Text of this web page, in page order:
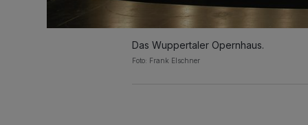
Das Wuppertaler Opernhaus.
Foto: Frank Elschner